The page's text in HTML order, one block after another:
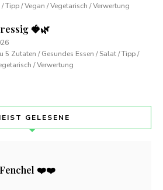
Tipp / Vegan / Vegetarisch / Verwertung
🍓🌿
5 Zutaten / Gesundes Essen / Salat / Tipp /
/ Verwertung
GELESENE
Fenchel ❤️❤️